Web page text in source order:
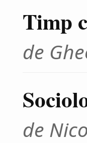
Timp
de
de